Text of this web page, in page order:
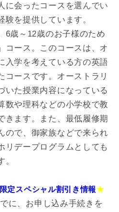
に会ったコースを選んでい
を提供しています。
6歳～12歳のお子様のため
コース。このコースは、オ
入学を考えている方の英語
コースです。オーストラリ
いた授業内容になっている
数や理科などの小学校で教
きます。また、最低履修期
ので、御家族などで来られ
リデープログラムとしても
定スペシャル割引き情報★
に、お申し込み手続きを